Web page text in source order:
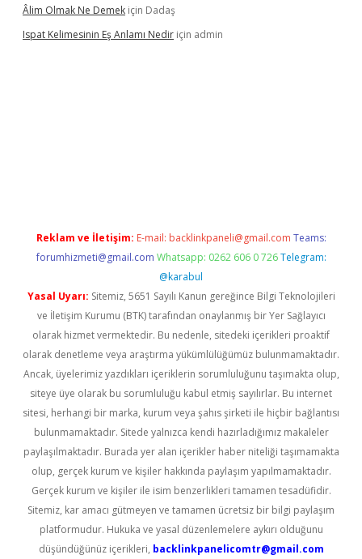
Âlim Olmak Ne Demek için Dadaş
Ispat Kelimesinin Eş Anlamı Nedir için admin
Reklam ve İletişim: E-mail: backlinkpaneli@gmail.com Teams:
forumhizmeti@gmail.com Whatsapp: 0262 606 0 726 Telegram:
@karabul
Yasal Uyarı: Sitemiz, 5651 Sayılı Kanun gereğince Bilgi Teknolojileri
ve İletişim Kurumu (BTK) tarafından onaylanmış bir Yer Sağlayıcı
olarak hizmet vermektedir. Bu nedenle, sitedeki içerikleri proaktif
olarak denetleme veya araştırma yükümlülüğümüz bulunmamaktadır.
Ancak, üyelerimiz yazdıkları içeriklerin sorumluluğunu taşımakta olup,
siteye üye olarak bu sorumluluğu kabul etmiş sayılırlar. Bu internet
sitesi, herhangi bir marka, kurum veya şahıs şirketi ile hiçbir bağlantısı
bulunmamaktadır. Sitede yalnızca kendi hazırladığımız makaleler
paylaşılmaktadır. Burada yer alan içerikler haber niteliği taşımamakta
olup, gerçek kurum ve kişiler hakkında paylaşım yapılmamaktadır.
Gerçek kurum ve kişiler ile isim benzerlikleri tamamen tesadüfidir.
Sitemiz, kar amacı gütmeyen ve tamamen ücretsiz bir bilgi paylaşım
platformudur. Hukuka ve yasal düzenlemelere aykırı olduğunu
düşündüğünüz içerikleri, backlinkpanelicomtr@gmail.com